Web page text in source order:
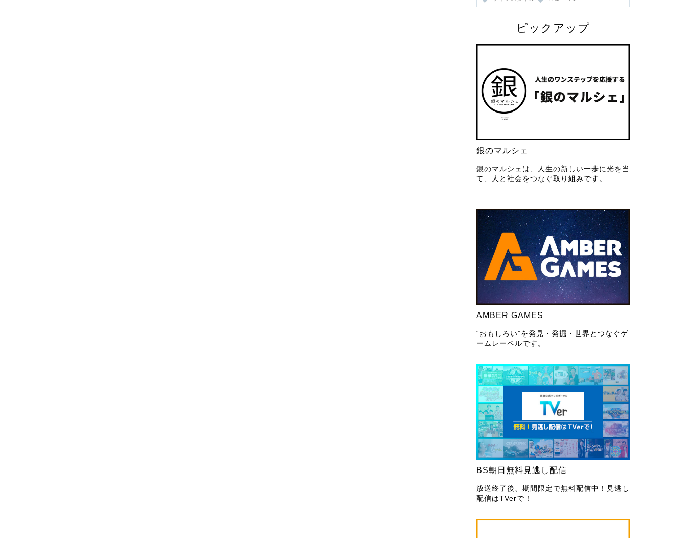
ピックアップ
銀のマルシェ
銀のマルシェは、人生の新しい一歩に光を当
て、人と社会をつなぐ取り組みです。
AMBER GAMES
“おもしろい”を発見・発掘・世界とつなぐゲ
ームレーベルです。
BS朝日無料見逃し配信
放送終了後、期間限定で無料配信中！見逃し
配信はTVerで！